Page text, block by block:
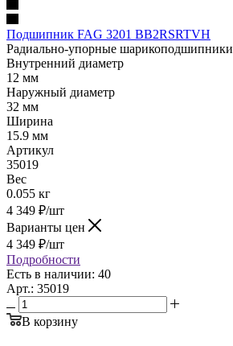
Подшипник FAG 3201 BB2RSRTVH
Радиально-упорные шарикоподшипники
Внутренний диаметр
12 мм
Наружный диаметр
32 мм
Ширина
15.9 мм
Артикул
35019
Вес
0.055 кг
4 349 ₽/шт
Варианты цен
4 349 ₽/шт
Подробности
Есть в наличии: 40
Арт.: 35019
В корзину